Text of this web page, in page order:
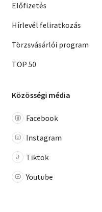
Előfizetés
Hírlevél feliratkozás
Törzsvásárlói program
TOP 50
Közösségi média
Facebook
Instagram
Tiktok
Youtube